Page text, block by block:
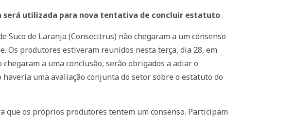
será utilizada para nova tentativa de concluir estatuto
de Laranja (Consecitrus) não chegaram a um consenso
Os produtores estiveram reunidos nesta terça, dia 28, em
a uma conclusão, serão obrigados a adiar o
uma avaliação conjunta do setor sobre o estatuto do
que os próprios produtores tentem um consenso. Participam